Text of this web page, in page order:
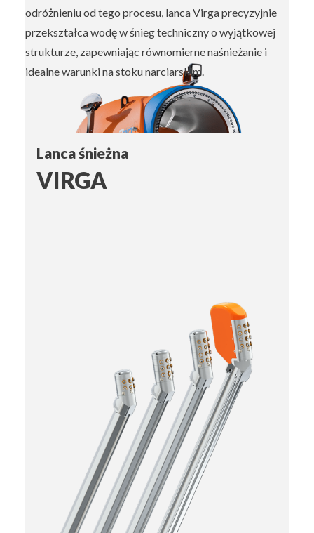
Wydajna i bezawaryjna armatka automatyczna -
połączenie oszczędności z efektywnością.
odróżnieniu od tego procesu, lanca Virga precyzyjnie
przekształca wodę w śnieg techniczny o wyjątkowej
strukturze, zapewniając równomierne naśnieżanie i
idealne warunki na stoku narciarskim.
Lanca śnieżna
VIRGA